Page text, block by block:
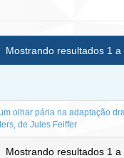
Mostrando resultados 1 a
olhar pária na adaptação
de Jules Feiffer
Mostrando resultados 1 a